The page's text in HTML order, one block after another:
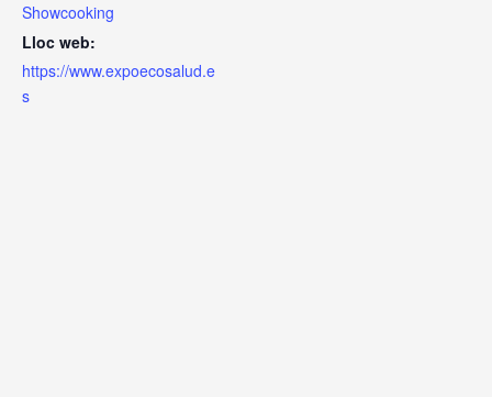
Showcooking
Lloc web:
https://www.expoecosalud.e
s